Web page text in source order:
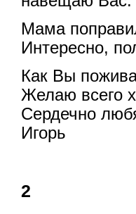
Мама
Интересно,
Как Вы
Желаю всего
Сердечно
Игорь
2